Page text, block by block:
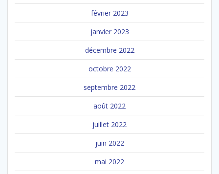
février 2023
janvier 2023
décembre 2022
octobre 2022
septembre 2022
août 2022
juillet 2022
juin 2022
mai 2022